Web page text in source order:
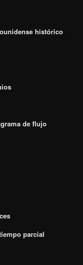
histórico
de flujo
parcial